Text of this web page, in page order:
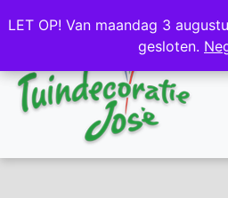
LET OP! Van maandag 3
gesloten.
LET OP! Van maandag 3
gesloten.